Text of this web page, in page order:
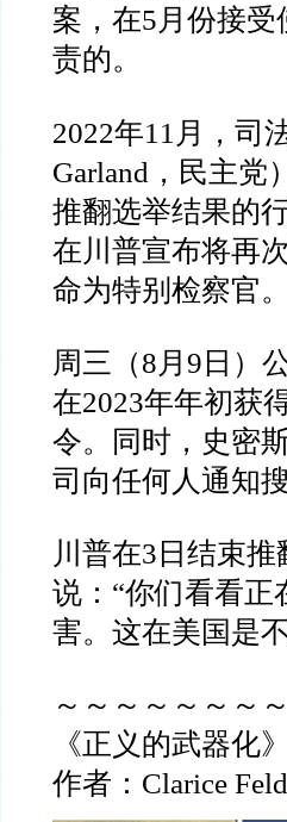
案，在5 月份接
责的。
2022年11 月，司
Garland ，民主党
推翻选举结果的
在川普宣布将再
命为特别检察官。
周三（8 月 9 日）
在2023年年初获
令。同时，史密
司向任何人通知
川普在3 日结束
说： “你们看看正
害。这在美国是
～～～～～～～
《正义的武器化》
作者： Clarice